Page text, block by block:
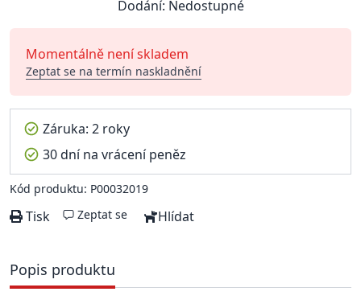
Dodání: Nedostupné
Momentálně není skladem
Zeptat se na termín naskladnění
Záruka: 2 roky
30 dní na vrácení peněz
Kód produktu: P00032019
Tisk Zeptat se Hlídat
Popis produktu